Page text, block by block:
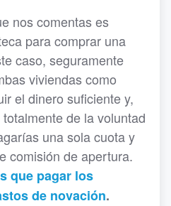
nos comentas es
para comprar una
caso, seguramente
viviendas como
el dinero suficiente y,
de la voluntad
una sola cuota y
comisión de apertura.
que pagar los
de novación.